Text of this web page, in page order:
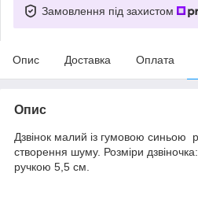
Замовлення під захистом
Опис Доставка Оплата
Опис
Дзвінок малий із гумовою синьою
створення шуму. Розміри
ручкою 5,5 см.